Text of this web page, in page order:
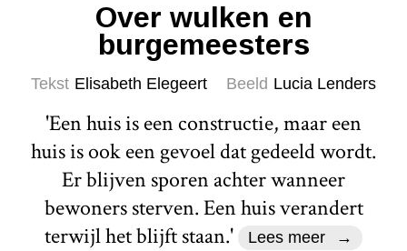
Over wulken en
burgemeesters
Tekst Elisabeth Elegeert Beeld Lucia Lenders
'Een huis is een constructie, maar een
huis is ook een gevoel dat gedeeld wordt.
Er blijven sporen achter wanneer
bewoners sterven. Een huis verandert
terwijl het blijft staan.'
Lees meer